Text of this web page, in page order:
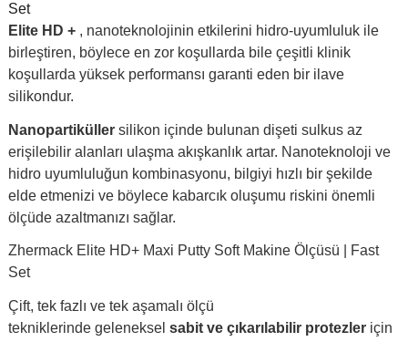
Set
Elite HD + , nanoteknolojinin etkilerini hidro-uyumluluk ile
birleştiren, böylece en zor koşullarda bile çeşitli klinik
koşullarda yüksek performansı garanti eden bir ilave
silikondur.
Nanopartiküller silikon içinde bulunan dişeti sulkus az
erişilebilir alanları ulaşma akışkanlık artar. Nanoteknoloji ve
hidro uyumluluğun kombinasyonu, bilgiyi hızlı bir şekilde
elde etmenizi ve böylece kabarcık oluşumu riskini önemli
ölçüde azaltmanızı sağlar.
Zhermack Elite HD+ Maxi Putty Soft Makine Ölçüsü | Fast
Set
Çift, tek fazlı ve tek aşamalı ölçü
tekniklerinde geleneksel sabit ve çıkarılabilir protezler için